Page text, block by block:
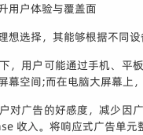
用户体验与覆盖面
想选择，其能够根据不同
，用户可能通过手机、平
空间;而在电脑大屏幕上
对广告的好感度，减少因
收入。将响应式广告单